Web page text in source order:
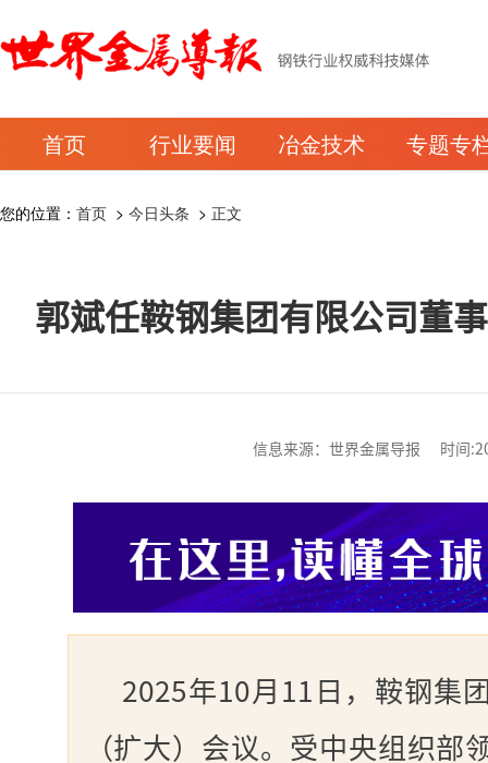
首页 行业要闻 冶金技术 专题专
您的位置： 首页 > 今日头条 > 正文
郭斌任鞍钢集团有限公司董
信息来源：世界金属导报 时间
2025年10月11日，鞍钢集
（扩大）会议。受中央组织部